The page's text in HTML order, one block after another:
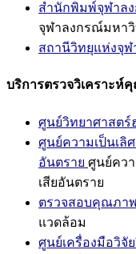
สำนักพิมพ์จุฬาล
จุฬาลงกรณ์มหา
สถานีวิทยุแห่งจุฬ
บริการตรวจวิเคราะห์
ศูนย์วิทยาศาสตร์
ศูนย์ความเป็นเลิ
อันตราย ศูนย์คว
เสียอันตราย
ตรวจสอบคุณภา
แวดล้อม
ศูนย์เครื่องมือวิจั